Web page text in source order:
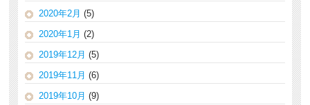
2020年2月 (5)
2020年1月 (2)
2019年12月 (5)
2019年11月 (6)
2019年10月 (9)